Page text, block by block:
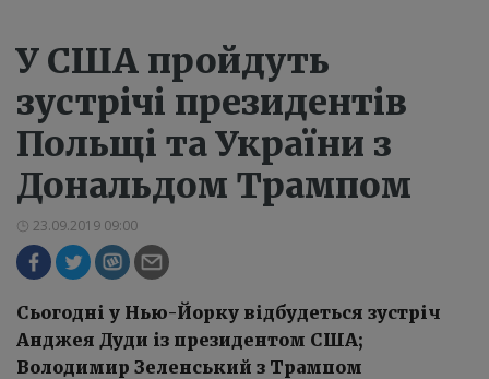
У США пройдуть
зустрічі президентів
Польщі та України з
Дональдом Трампом
23.09.2019 09:00
Сьогодні у Нью-Йорку відбудеться зустріч
Анджея Дуди із президентом США;
Володимир Зеленський з Трампом